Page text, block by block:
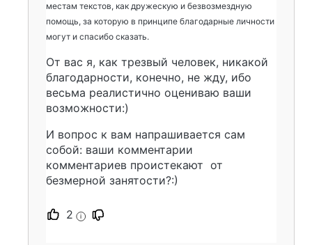
местам текстов, как дружескую и безвозмездную
помощь, за которую в принципе благодарные личности
могут и спасибо сказать.
От вас я, как трезвый человек, никакой
благодарности, конечно, не жду, ибо
весьма реалистично оцениваю ваши
возможности:)
И вопрос к вам напрашивается сам
собой: ваши комментарии
комментариев проистекают от
безмерной занятости?:)
2 i